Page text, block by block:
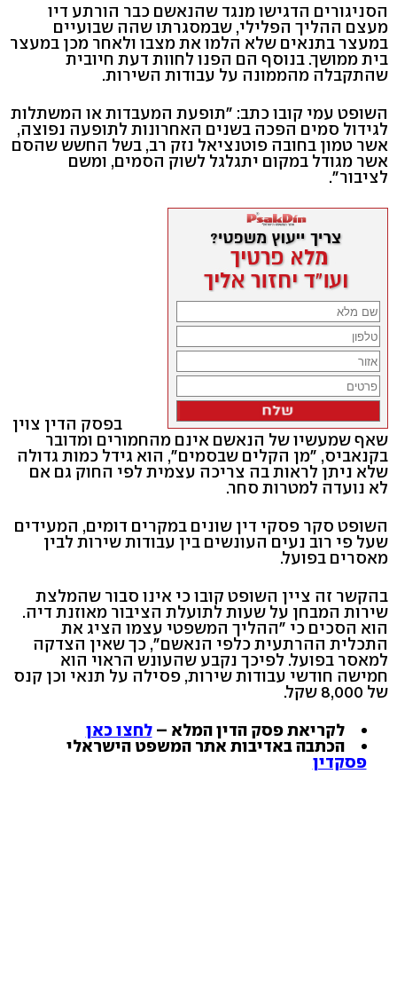
הסניגורים הדגישו מנגד שהנאשם כבר הורתע דיו
מעצם ההליך הפלילי, שבמסגרתו שהה שבועיים
במעצר בתנאים שלא הלמו את מצבו ולאחר מכן במעצר
בית ממושך. בנוסף הם הפנו לחוות דעת חיובית
שהתקבלה מהממונה על עבודות השירות.
השופט עמי קובו כתב: "תופעת המעבדות או המשתלות
לגידול סמים הפכה בשנים האחרונות לתופעה נפוצה,
אשר טמון בחובה פוטנציאל נזק רב, בשל החשש שהסם
אשר מגודל במקום יתגלגל לשוק הסמים, ומשם
לציבור".
בפסק הדין צוין
שאף שמעשיו של הנאשם אינם מהחמורים ומדובר
בקנאביס, "מן הקלים שבסמים", הוא גידל כמות גדולה
שלא ניתן לראות בה צריכה עצמית לפי החוק גם אם
לא נועדה למטרות סחר.
השופט סקר פסקי דין שונים במקרים דומים, המעידים
שעל פי רוב נעים העונשים בין עבודות שירות לבין
מאסרים בפועל.
בהקשר זה ציין השופט קובו כי אינו סבור שהמלצת
שירות המבחן על שעות לתועלת הציבור מאוזנת דיה.
הוא הסכים כי "ההליך המשפטי עצמו הציג את
התכלית ההרתעית כלפי הנאשם", כך שאין הצדקה
למאסר בפועל. לפיכך נקבע שהעונש הראוי הוא
חמישה חודשי עבודות שירות, פסילה על תנאי וכן קנס
של 8,000 שקל.
לקריאת פסק הדין המלא –לחצו כאן
הכתבה באדיבות אתר המשפט הישראלי
פסקדין